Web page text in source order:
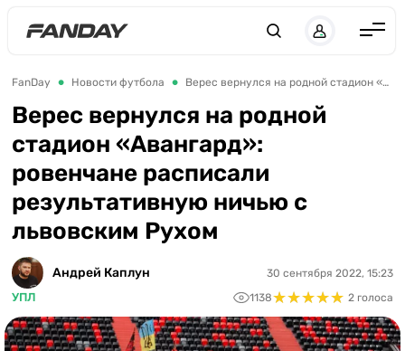
Англия
Испания
Германия
Италия
Франция
Украина
ЛЧ
ЧЕ-2028
FanDay Новости футбола Верес вернулся на родной стадион «Авангард»: ровенчане расписали результативную ничью с львовским Рухом
Верес вернулся на родной
стадион «Авангард»:
ровенчане расписали
результативную ничью с
львовским Рухом
Андрей Каплун
УПЛ
30 сентября 2022, 15:23
1138★★★★★
★★★★★ 2 голоса